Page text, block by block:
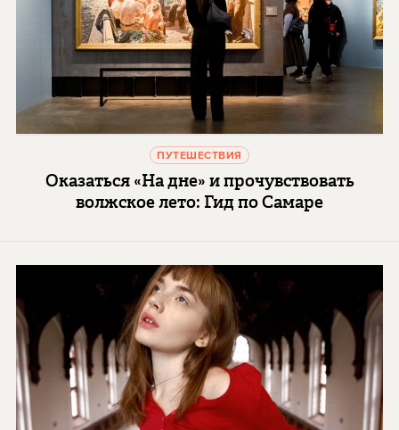
ПУТЕШЕСТВИЯ
Оказаться «На дне» и прочувствовать
волжское лето: Гид по Самаре